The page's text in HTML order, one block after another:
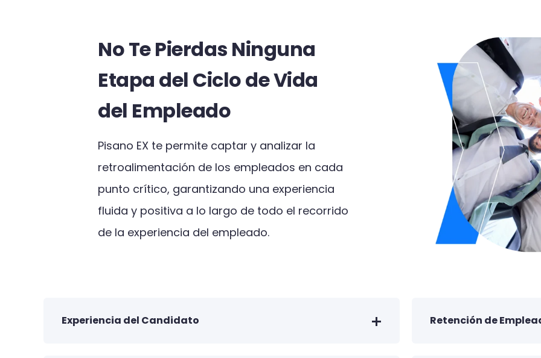
No Te Pierdas Ninguna
Etapa del Ciclo de Vida
del Empleado
Pisano EX te permite captar y analizar la
retroalimentación de los empleados en cada
punto crítico, garantizando una experiencia
fluida y positiva a lo largo de todo el recorrido
de la experiencia del empleado.
Experiencia del Candidato Retención de